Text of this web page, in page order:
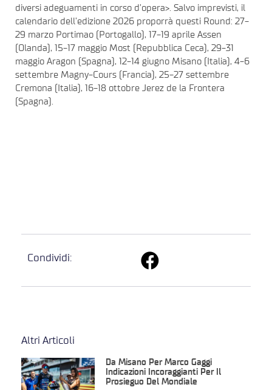
diversi adeguamenti in corso d’opera>. Salvo imprevisti, il
calendario dell’edizione 2026 proporrà questi Round: 27-
29 marzo Portimao (Portogallo), 17-19 aprile Assen
(Olanda), 15-17 maggio Most (Repubblica Ceca), 29-31
maggio Aragon (Spagna), 12-14 giugno Misano (Italia), 4-6
settembre Magny-Cours (Francia), 25-27 settembre
Cremona (Italia), 16-18 ottobre Jerez de la Frontera
(Spagna).
Condividi:
Altri Articoli
Da Misano Per Marco Gaggi
Indicazioni Incoraggianti Per Il
Prosieguo Del Mondiale